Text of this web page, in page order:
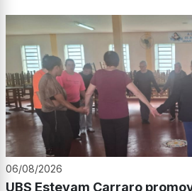
06/08/2026
UBS Estevam Carraro